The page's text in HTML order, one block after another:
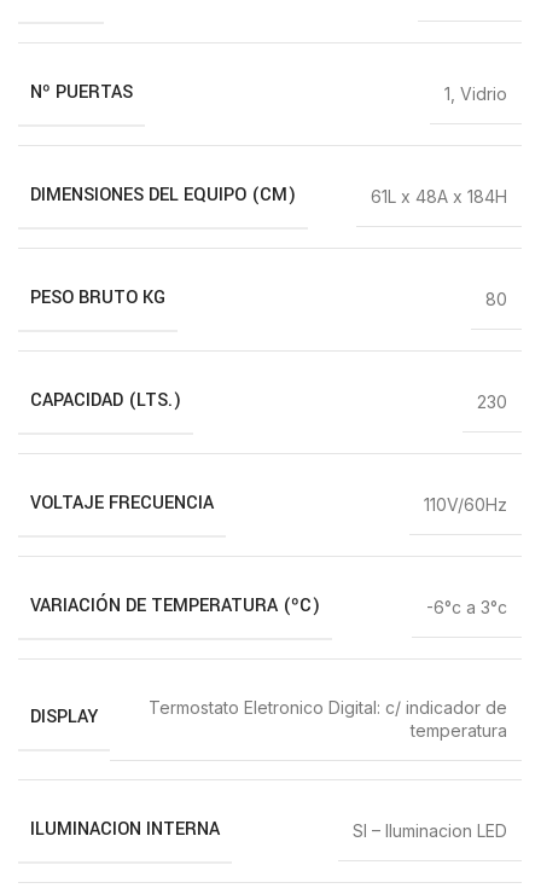
Nº PUERTAS 1 Vidrio
DIMENSIONES DEL EQUIPO (CM) 61L x 48A x 184H
PESO BRUTO KG 80
CAPACIDAD (LTS.) 230
VOLTAJE FRECUENCIA 110V/60Hz
VARIACIÓN DE TEMPERATURA (ºC) -6°c a 3°c
DISPLAY
Termostato Eletronico Digital: c/ indicador de
temperatura
ILUMINACION INTERNA SI – Iluminacion LED